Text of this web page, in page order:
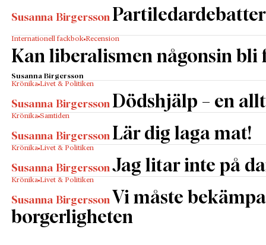
Susanna Birgersson
Internationell fackbok Recension
Kan liberalismen någonsin bli
Susanna Birgersson
Krönika Livet & Politiken
Susanna Birgersson Dödshjälp – en
Krönika Samtiden
Susanna Birgersson Lär dig laga mat!
Krönika Livet & Politiken
Susanna Birgersson Jag litar inte på
Krönika Livet & Politiken
Susanna Birgersson Vi måste
borgerligheten